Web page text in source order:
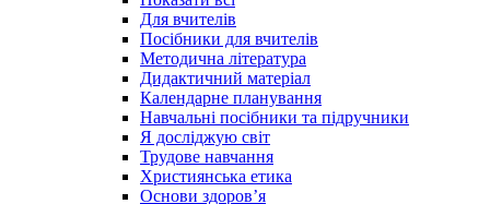
Для вчителів
Посібники для вчителів
Методична література
Дидактичний матеріал
Календарне планування
Навчальні посібники та підручники
Я досліджую світ
Трудове навчання
Християнська етика
Основи здоров’я